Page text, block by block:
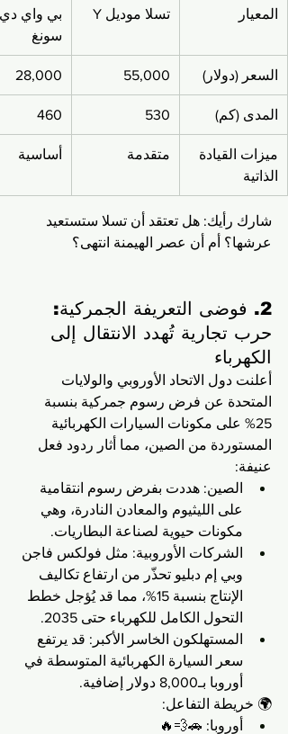
المعيار تسلا موديل Y
بي واي
سونغ
السعر (دولار) 55,000
28,000
المدى (كم) 530
460
ميزات القيادة
الذاتية
متقدمة أساسية
شارك رأيك: هل تعتقد أن تسلا ستستعيد
عرشها؟ أم أن عصر الهيمنة انتهى؟
2. فوضى التعريفة الجمركية:
حرب تجارية تُهدد الانتقال إلى
الكهرباء
أعلنت دول الاتحاد الأوروبي والولايات
المتحدة عن فرض رسوم جمركية بنسبة
25% على مكونات السيارات الكهربائية
المستوردة من الصين، مما أثار ردود فعل
عنيفة:
الصين: هددت بفرض رسوم انتقامية
على الليثيوم والمعادن النادرة، وهي
مكونات حيوية لصناعة البطاريات.
الشركات الأوروبية: مثل فولكس فاجن
وبي إم دبليو تحذّر من ارتفاع تكاليف
الإنتاج بنسبة 15%، مما قد يُؤجل خطط
التحول الكامل للكهرباء حتى 2035.
المستهلكون الخاسر الأكبر: قد يرتفع
سعر السيارة الكهربائية المتوسطة في
أوروبا بـ8,000 دولار إضافية.
🌍 خريطة التفاعل:
أوروبا: 🚗💨🔥